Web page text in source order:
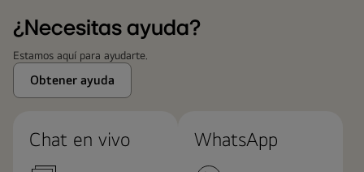
¿Necesitas ayuda?
Estamos aquí para ayudarte.
Obtener ayuda
Chat en vivo WhatsApp